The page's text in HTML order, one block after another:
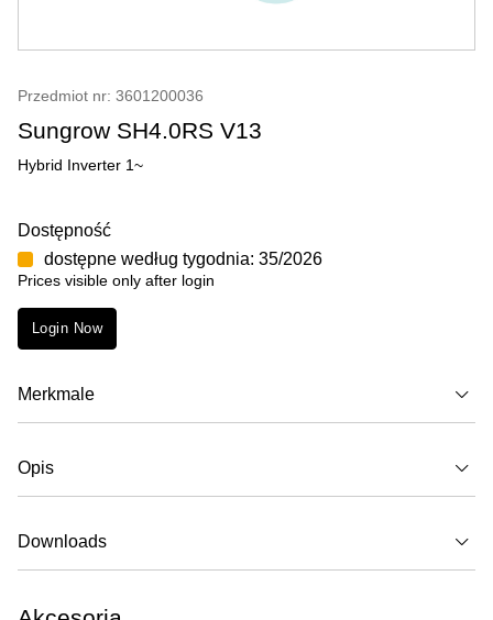
Przedmiot nr: 3601200036
Sungrow SH4.0RS V13
Hybrid Inverter 1~
Dostępność
dostępne według tygodnia: 35/2026
Prices visible only after login
Login Now
Merkmale
Opis
Downloads